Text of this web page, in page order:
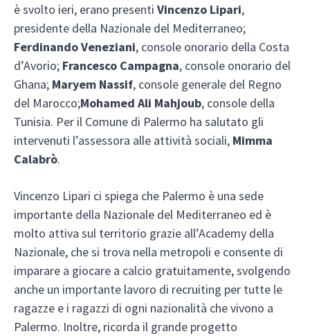
è svolto ieri, erano presenti Vincenzo Lipari,
presidente della Nazionale del Mediterraneo;
Ferdinando Veneziani, console onorario della Costa
d’Avorio; Francesco Campagna, console onorario del
Ghana; Maryem Nassif, console generale del Regno
del Marocco;Mohamed Ali Mahjoub, console della
Tunisia. Per il Comune di Palermo ha salutato gli
intervenuti l’assessora alle attività sociali, Mimma
Calabrò.
Vincenzo Lipari ci spiega che Palermo è una sede
importante della Nazionale del Mediterraneo ed è
molto attiva sul territorio grazie all’Academy della
Nazionale, che si trova nella metropoli e consente di
imparare a giocare a calcio gratuitamente, svolgendo
anche un importante lavoro di recruiting per tutte le
ragazze e i ragazzi di ogni nazionalità che vivono a
Palermo. Inoltre, ricorda il grande progetto